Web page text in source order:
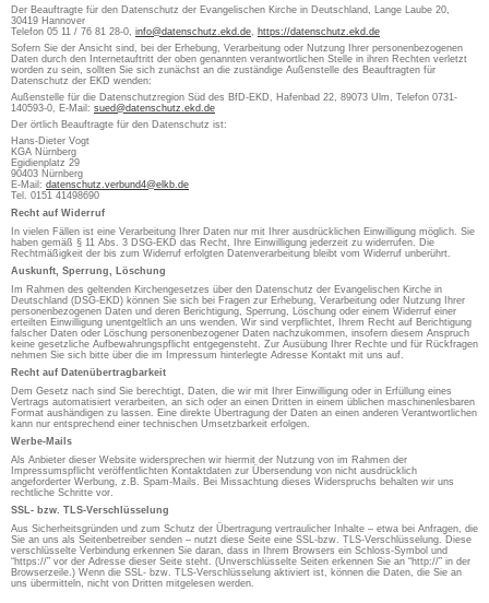
Der Beauftragte für den Datenschutz der Evangelischen Kirche in Deutschland, Lange Laube 20,
30419 Hannover
Telefon 05 11 / 76 81 28-0, info@datenschutz.ekd.de, https://datenschutz.ekd.de
Sofern Sie der Ansicht sind, bei der Erhebung, Verarbeitung oder Nutzung Ihrer personenbezogenen
Daten durch den Internetauftritt der oben genannten verantwortlichen Stelle in ihren Rechten verletzt
worden zu sein, sollten Sie sich zunächst an die zuständige Außenstelle des Beauftragten für
Datenschutz der EKD wenden:
Außenstelle für die Datenschutzregion Süd des BfD-EKD, Hafenbad 22, 89073 Ulm, Telefon 0731-
140593-0, E-Mail: sued@datenschutz.ekd.de
Der örtlich Beauftragte für den Datenschutz ist:
Hans-Dieter Vogt
KGA Nürnberg
Egidienplatz 29
90403 Nürnberg
E-Mail: datenschutz.verbund4@elkb.de
Tel. 0151 41498690
Recht auf Widerruf
In vielen Fällen ist eine Verarbeitung Ihrer Daten nur mit Ihrer ausdrücklichen Einwilligung möglich. Sie
haben gemäß § 11 Abs. 3 DSG-EKD das Recht, Ihre Einwilligung jederzeit zu widerrufen. Die
Rechtmäßigkeit der bis zum Widerruf erfolgten Datenverarbeitung bleibt vom Widerruf unberührt.
Auskunft, Sperrung, Löschung
Im Rahmen des geltenden Kirchengesetzes über den Datenschutz der Evangelischen Kirche in
Deutschland (DSG-EKD) können Sie sich bei Fragen zur Erhebung, Verarbeitung oder Nutzung Ihrer
personenbezogenen Daten und deren Berichtigung, Sperrung, Löschung oder einem Widerruf einer
erteilten Einwilligung unentgeltlich an uns wenden. Wir sind verpflichtet, Ihrem Recht auf Berichtigung
falscher Daten oder Löschung personenbezogener Daten nachzukommen, insofern diesem Anspruch
keine gesetzliche Aufbewahrungspflicht entgegensteht. Zur Ausübung Ihrer Rechte und für Rückfragen
nehmen Sie sich bitte über die im Impressum hinterlegte Adresse Kontakt mit uns auf.
Recht auf Datenübertragbarkeit
Dem Gesetz nach sind Sie berechtigt, Daten, die wir mit Ihrer Einwilligung oder in Erfüllung eines
Vertrags automatisiert verarbeiten, an sich oder an einen Dritten in einem üblichen maschinenlesbaren
Format aushändigen zu lassen. Eine direkte Übertragung der Daten an einen anderen Verantwortlichen
kann nur entsprechend einer technischen Umsetzbarkeit erfolgen.
Werbe-Mails
Als Anbieter dieser Website widersprechen wir hiermit der Nutzung von im Rahmen der
Impressumspflicht veröffentlichten Kontaktdaten zur Übersendung von nicht ausdrücklich
angeforderter Werbung, z.B. Spam-Mails. Bei Missachtung dieses Widerspruchs behalten wir uns
rechtliche Schritte vor.
SSL- bzw. TLS-Verschlüsselung
Aus Sicherheitsgründen und zum Schutz der Übertragung vertraulicher Inhalte – etwa bei Anfragen, die
Sie an uns als Seitenbetreiber senden – nutzt diese Seite eine SSL-bzw. TLS-Verschlüsselung. Diese
verschlüsselte Verbindung erkennen Sie daran, dass in Ihrem Browsers ein Schloss-Symbol und
“https://” vor der Adresse dieser Seite steht. (Unverschlüsselte Seiten erkennen Sie an “http://” in der
Browserzeile.) Wenn die SSL- bzw. TLS-Verschlüsselung aktiviert ist, können die Daten, die Sie an
uns übermitteln, nicht von Dritten mitgelesen werden.